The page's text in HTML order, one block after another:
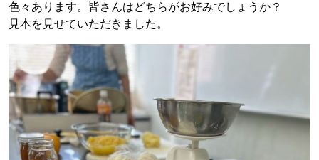
色々あります。皆さんはどちらがお好みでしょうか？
見本を見せていただきました。